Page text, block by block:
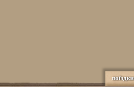
поїздки